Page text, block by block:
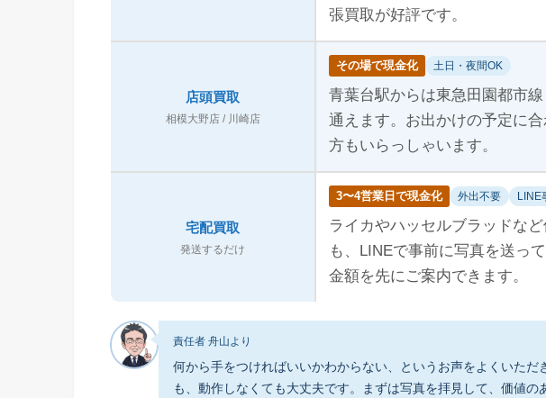
張買取が好評です。
店頭買取
相模大野店 / 川崎店
その場で現金化 土日・夜間OK
青葉台駅からは東急田園都市
通えます。お出かけの予定に
方もいらっしゃいます。
宅配買取
発送するだけ
3〜4営業日で現金化 外出不要 LINE
ライカやハッセルブラッドな
も、LINEで事前に写真を送っ
金額を先にご案内できます。
責任者 舟山より
何から手をつければいいかわからない、というお声をよくいただ
も、動作しなくても大丈夫です。まずは写真を拝見して、価値